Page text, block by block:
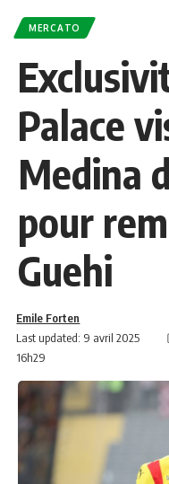
MERCATO
Palace
Medina
pour
Guehi
Last updated: 9 avril 2025
16h29
Emile Forten